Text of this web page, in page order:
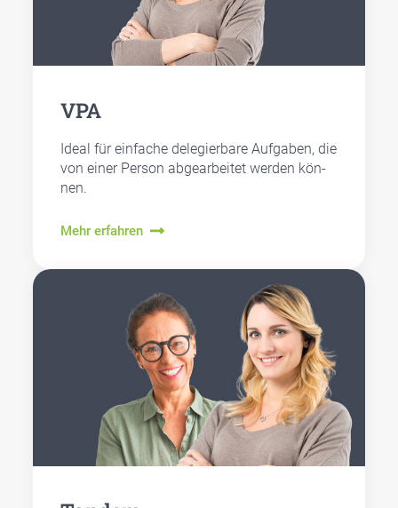
VPA
Ide­al für ein­fa­che dele­gier­ba­re Auf­ga­ben, die
von einer Per­son abge­ar­bei­tet wer­den kön­
nen.
Mehr erfahren